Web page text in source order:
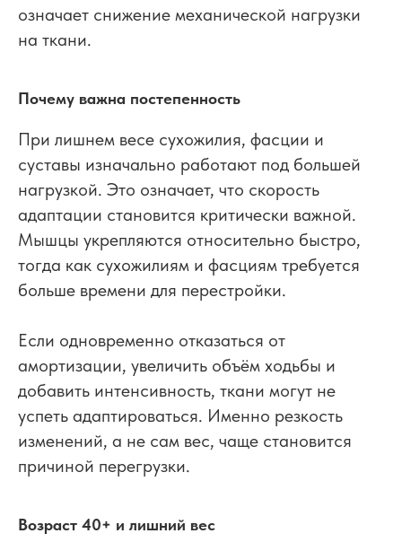
означает снижение механической нагрузки
на ткани.
Почему важна постепенность
При лишнем весе сухожилия, фасции и
суставы изначально работают под большей
нагрузкой. Это означает, что скорость
адаптации становится критически важной.
Мышцы укрепляются относительно быстро,
тогда как сухожилиям и фасциям требуется
больше времени для перестройки.
Если одновременно отказаться от
амортизации, увеличить объём ходьбы и
добавить интенсивность, ткани могут не
успеть адаптироваться. Именно резкость
изменений, а не сам вес, чаще становится
причиной перегрузки.
Возраст 40+ и лишний вес